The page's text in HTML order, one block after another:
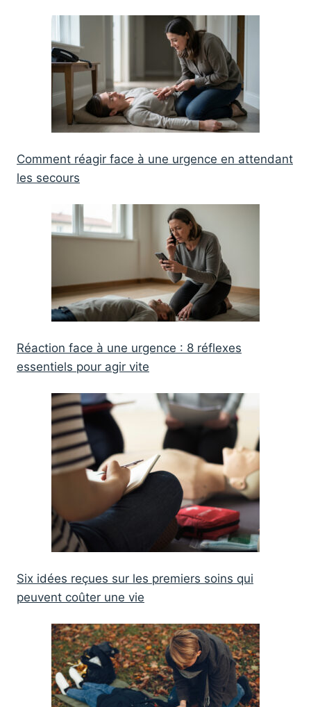
Comment réagir face à une urgence en attendant
les secours
Réaction face à une urgence : 8 réflexes
essentiels pour agir vite
Six idées reçues sur les premiers soins qui
peuvent coûter une vie